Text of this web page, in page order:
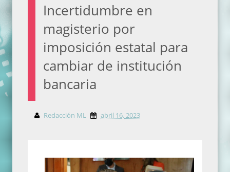
Incertidumbre en
magisterio por
imposición estatal para
cambiar de institución
bancaria
Redacción ML abril 16, 2023